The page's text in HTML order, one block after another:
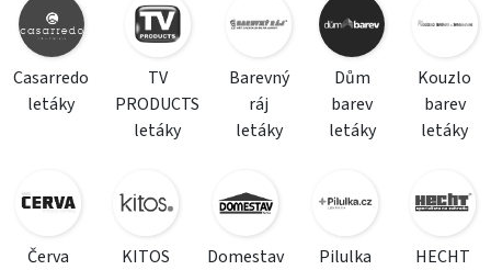
Casarredo
letáky
TV
PRODUCTS
letáky
Barevný
ráj
letáky
Dům
barev
letáky
Kouzlo
barev
letáky
Červa
KITOS
Domestav
Pilulka
HECHT